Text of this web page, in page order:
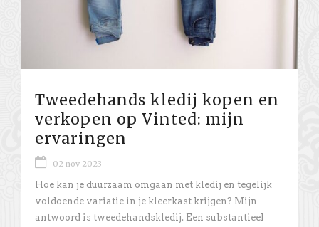
Tweedehands kledij kopen en
verkopen op Vinted: mijn
ervaringen
02 nov 2023
Hoe kan je duurzaam omgaan met kledij en tegelijk
voldoende variatie in je kleerkast krijgen? Mijn
antwoord is tweedehandskledij. Een substantieel